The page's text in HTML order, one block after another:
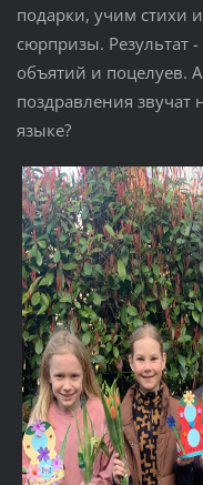
подарки, учим стихи
сюрпризы. Результат
объятий и поцелуев.
поздравления звучат
языке?